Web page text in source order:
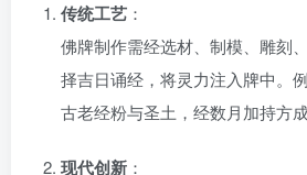
传统工艺 ：
佛牌制作需经选材、制模、雕刻
择吉日诵经，将灵力注入牌中。
古老经粉与圣土，经数月加持方成
现代创新 ：